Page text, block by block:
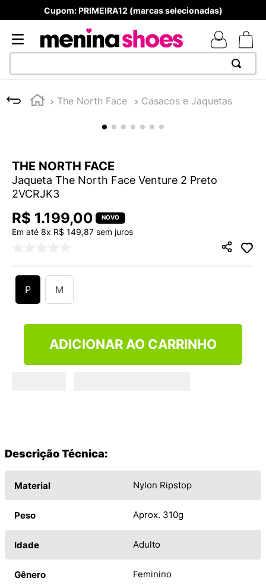
Cupom: PRIMEIRA12 (marcas selecionadas)
The North Face Casacos e Jaquetas
THE NORTH FACE
Jaqueta The North Face Venture 2 Preto
2VCRJK3
R$ 1.199,00
Em até 8x R$ 149,87 sem juros
P M
ADICIONAR AO CARRINHO
Descrição Técnica:
Material Nylon Ripstop
Peso Aprox. 310g
Idade Adulto
Gênero Feminino
1
TÊNIS NEWS BALANCE 530
4º
MELISSAS MINI BABY
5º
ADIDAS
º
7 º
MELISSA SLIDE
10º NEW BALANCE 204L